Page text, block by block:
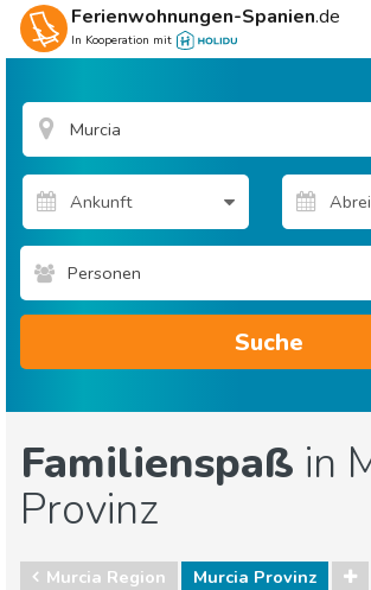
Ferienwohnungen-Spanien.de
In Kooperation mit
Personen
Suche
Familienspaß in
Provinz
Murcia Region
Murcia Provinz